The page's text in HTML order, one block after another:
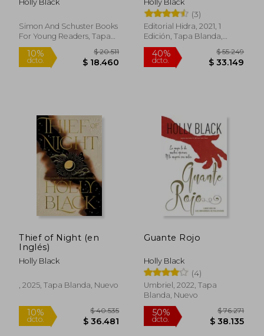
Chronicles) (en
Holly Black
Simon And Schuster Books
For Young Readers, Tapa
Blanda, Nuevo
Holly Black
(3)
Editorial Hidra, 2021, 1
Edición, Tapa Blanda,
Nuevo
Thief of Night (en
Inglés)
Holly Black
, 2025, Tapa Blanda, Nuevo
Guante Rojo
Holly Black
(4)
Umbriel, 2022, Tapa
Blanda, Nuevo